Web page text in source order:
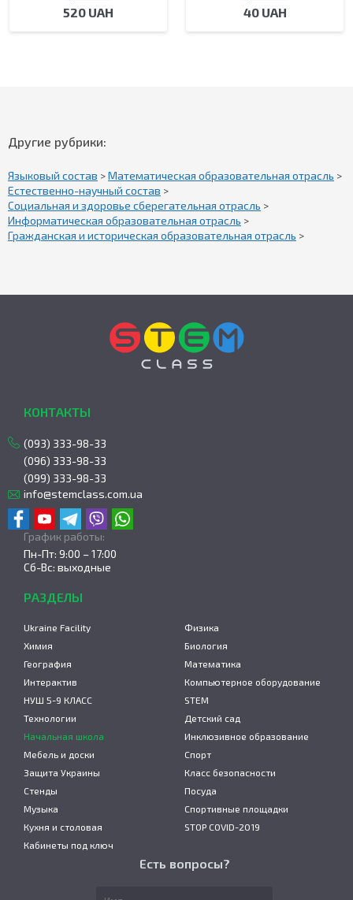
520 UAH 40 UAH
Другие рубрики:
Языковый состав >Математическая образовательная отрасль >
Естественно-научный состав >
Социальная и здоровье сберегательная отрасль >
Информатическая образовательная отрасль >
Гражданская и историческая образовательная отрасль >
КОНТАКТЫ
(093) 333-98-33
(096) 333-98-33
(099) 333-98-33
info@stemclass.com.ua
График работы:
Пн-Пт: 9:00 – 17:00
Сб-Вс: выходные
РАЗДЕЛЫ
Ukraine Facility
Физика
Химия
Биология
География
Математика
Интерактив
Компьютерное оборудование
НУШ 5-9 КЛАСС
STEM
Технологии
Детский сад
Начальная школа
Инклюзивное образование
Мебель и доски
Спорт
Защита Украины
Класс безопасности
Стенды
Посуда
Музыка
Спортивные площадки
Кухня и столовая
STOP COVID-2019
Кабинеты под ключ
Есть вопросы?